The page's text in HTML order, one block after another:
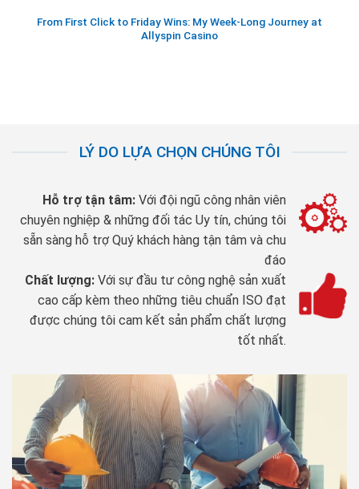
From First Click to Friday Wins: My Week‑Long Journey at
Allyspin Casino
LÝ DO LỰA CHỌN CHÚNG TÔI
Hỗ trợ tận tâm: Với đội ngũ công nhân viên
chuyên nghiệp & những đối tác Uy tín, chúng tôi
sẵn sàng hỗ trợ Quý khách hàng tận tâm và chu
đáo
Chất lượng: Với sự đầu tư công nghệ sản xuất
cao cấp kèm theo những tiêu chuẩn ISO đạt
được chúng tôi cam kết sản phẩm chất lượng
tốt nhất.